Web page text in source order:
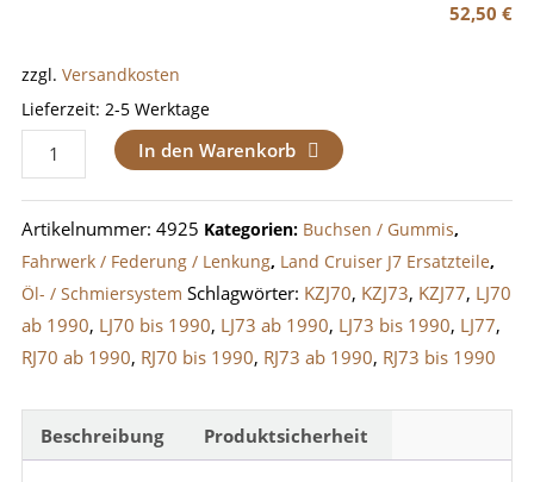
52,50€
zzgl. Versandkosten
Lieferzeit: 2-5 Werktage
Buchse
Set
Panhard-
Stab
Light
Duty
J7
-
LJ
In den Warenkorb
Artikelnummer: 4925 Kategorien: Buchsen / Gummis,
Fahrwerk / Federung / Lenkung, Land Cruiser J7 Ersatzteile,
Öl- / Schmiersystem Schlagwörter: KZJ70, KZJ73, KZJ77, LJ70
ab 1990, LJ70 bis 1990, LJ73 ab 1990, LJ73 bis 1990, LJ77,
RJ70 ab 1990, RJ70 bis 1990, RJ73 ab 1990, RJ73 bis 1990
Beschreibung Produktsicherheit